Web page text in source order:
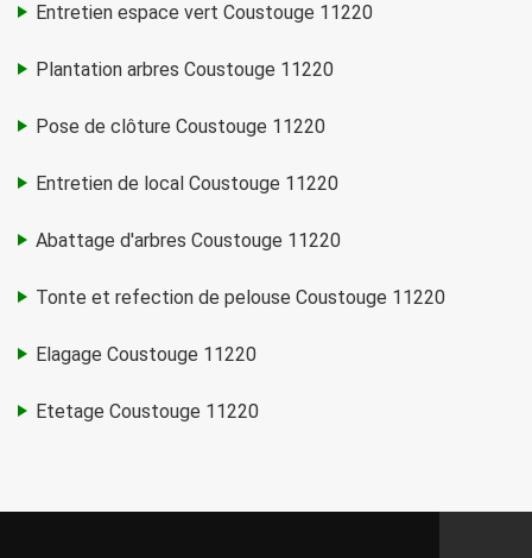
Entretien espace vert Coustouge 11220
Plantation arbres Coustouge 11220
Pose de clôture Coustouge 11220
Entretien de local Coustouge 11220
Abattage d'arbres Coustouge 11220
Tonte et refection de pelouse Coustouge 11220
Elagage Coustouge 11220
Etetage Coustouge 11220